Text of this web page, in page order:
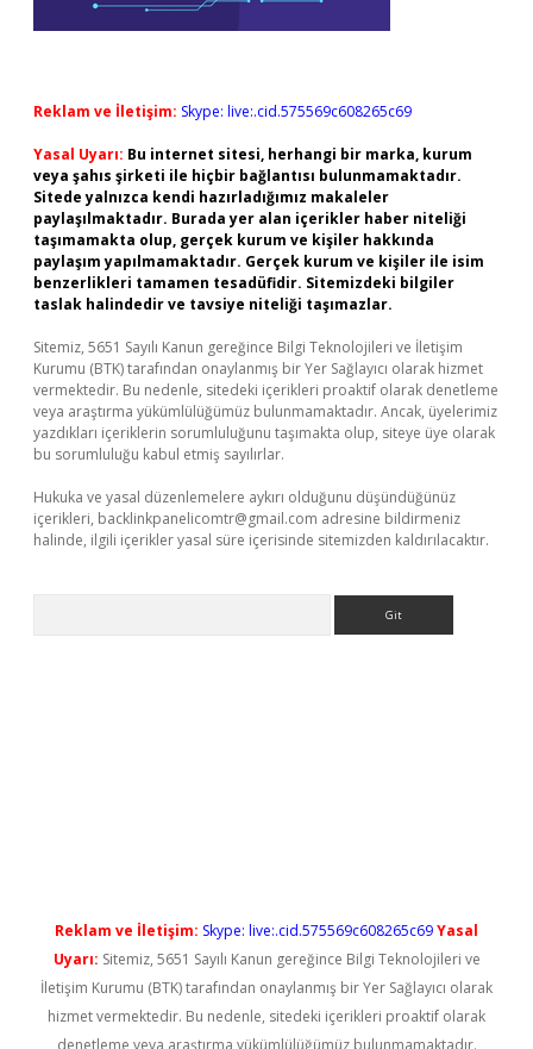
Reklam ve İletişim: Skype: live:.cid.575569c608265c69
Yasal Uyarı: Bu internet sitesi, herhangi bir marka, kurum
veya şahıs şirketi ile hiçbir bağlantısı bulunmamaktadır.
Sitede yalnızca kendi hazırladığımız makaleler
paylaşılmaktadır. Burada yer alan içerikler haber niteliği
taşımamakta olup, gerçek kurum ve kişiler hakkında
paylaşım yapılmamaktadır. Gerçek kurum ve kişiler ile isim
benzerlikleri tamamen tesadüfidir. Sitemizdeki bilgiler
taslak halindedir ve tavsiye niteliği taşımazlar.
Sitemiz, 5651 Sayılı Kanun gereğince Bilgi Teknolojileri ve İletişim
Kurumu (BTK) tarafından onaylanmış bir Yer Sağlayıcı olarak hizmet
vermektedir. Bu nedenle, sitedeki içerikleri proaktif olarak denetleme
veya araştırma yükümlülüğümüz bulunmamaktadır. Ancak, üyelerimiz
yazdıkları içeriklerin sorumluluğunu taşımakta olup, siteye üye olarak
bu sorumluluğu kabul etmiş sayılırlar.
Hukuka ve yasal düzenlemelere aykırı olduğunu düşündüğünüz
içerikleri, backlinkpanelicomtr@gmail.com adresine bildirmeniz
halinde, ilgili içerikler yasal süre içerisinde sitemizden kaldırılacaktır.
Reklam ve İletişim: Skype: live:.cid.575569c608265c69Yasal
Uyarı: Sitemiz, 5651 Sayılı Kanun gereğince Bilgi Teknolojileri ve
İletişim Kurumu (BTK) tarafından onaylanmış bir Yer Sağlayıcı olarak
hizmet vermektedir. Bu nedenle, sitedeki içerikleri proaktif olarak
denetleme veya araştırma yükümlülüğümüz bulunmamaktadır.